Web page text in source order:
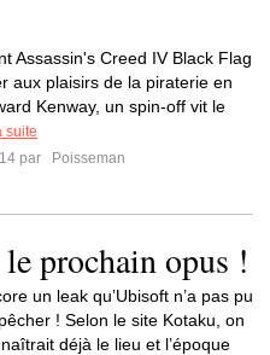
Assassin's Creed IV Black Flag
aux plaisirs de la piraterie en
Kenway, un spin-off vit le
suite
par
Poisseman
le prochain opus !
un leak qu’Ubisoft n’a pas pu
! Selon le site Kotaku, on
déjà le lieu et l’époque